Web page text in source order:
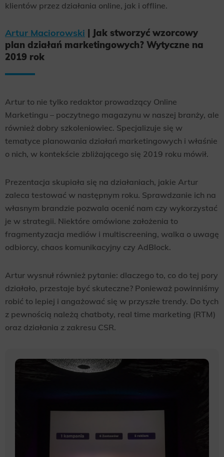
klientów przez działania online, jak i offline.
Artur Maciorowski | Jak stworzyć wzorcowy
plan działań marketingowych? Wytyczne na
2019 rok
Artur to nie tylko redaktor prowadzący Online
Marketingu – poczytnego magazynu w naszej branży, ale
również dobry szkoleniowiec. Specjalizuje się w
tematyce planowania działań marketingowych i właśnie
o nich, w kontekście zbliżającego się 2019 roku mówił.
Prezentacja skupiała się na działaniach, jakie Artur
zaleca testować w następnym roku. Sprawdzanie ich na
własnym brandzie pozwala ocenić nam czy wykorzystać
je w strategii. Niektóre omówione założenia to
fragmentyzacja mediów i multiscreening, walka o uwagę
odbiorcy, chaos komunikacyjny czy AdBlock.
Artur wysnuł również pytanie: dlaczego to, co do tej pory
działało, przestaje być skuteczne? Ponieważ powinniśmy
robić to lepiej i angażować się w przyszłe trendy. Do tych
z pewnością należą chatboty, real time marketing (RTM)
oraz działania z zakresu CSR.